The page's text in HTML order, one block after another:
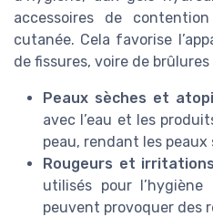
accessoires de
cutanée. Cela favorise
de fissures, voire de
Peaux sèches et
avec l’eau et les
peau, rendant les
Rougeurs et
utilisés pour
peuvent provoquer des